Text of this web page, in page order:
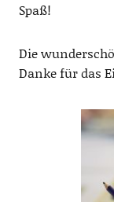
Spaß!
Die
Danke für das